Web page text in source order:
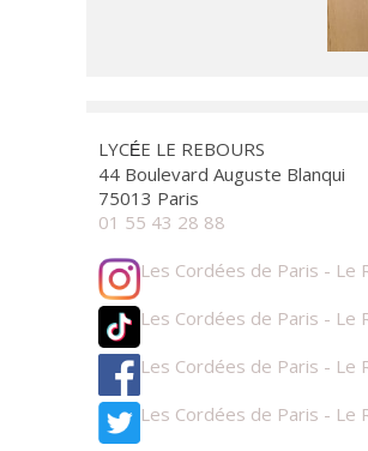
LYCÉE LE REBOURS
44 Boulevard Auguste Blanqui
75013 Paris
01 55 43 28 88
Les Cordées de Paris - Le
Les Cordées de Paris - Le
Les Cordées de Paris - Le
Les Cordées de Paris - Le